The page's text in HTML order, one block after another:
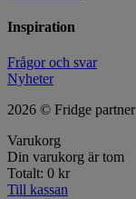
Inspiration
Frågor och svar
Nyheter
2026 © Fridge partner
Varukorg
Din varukorg är tom
Totalt: 0 kr
Till kassan